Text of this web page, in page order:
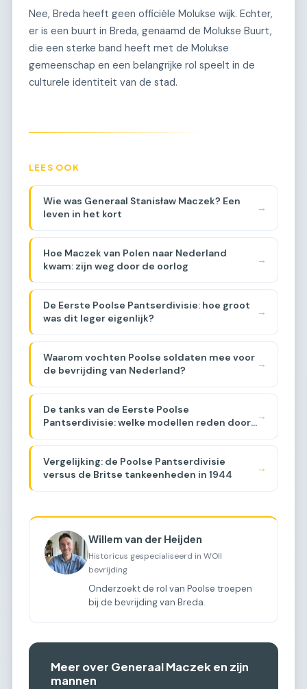
Nee, Breda heeft geen officiële Molukse wijk. Echter,
er is een buurt in Breda, genaamd de Molukse Buurt,
die een sterke band heeft met de Molukse
gemeenschap en een belangrijke rol speelt in de
culturele identiteit van de stad.
LEES OOK
Wie was Generaal Stanisław Maczek? Een
leven in het kort
→
Hoe Maczek van Polen naar Nederland
kwam: zijn weg door de oorlog
→
De Eerste Poolse Pantserdivisie: hoe groot
was dit leger eigenlijk?
→
Waarom vochten Poolse soldaten mee voor
de bevrijding van Nederland?
→
De tanks van de Eerste Poolse
Pantserdivisie: welke modellen reden door
→
Vergelijking: de Poolse Pantserdivisie
versus de Britse tankeenheden in 1944
→
Willem van der Heijden
Historicus gespecialiseerd in WOII
bevrijding
Onderzoekt de rol van Poolse troepen
bij de bevrijding van Breda.
Meer over Generaal Maczek en zijn
mannen